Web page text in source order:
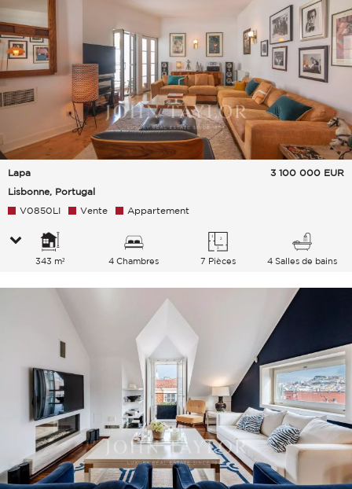
Lapa
Lisbonne, Portugal
3 100 000 EUR
V0850LI Vente Appartement
343 m² 4 Chambres 7 Pièces 4 Salles de bains